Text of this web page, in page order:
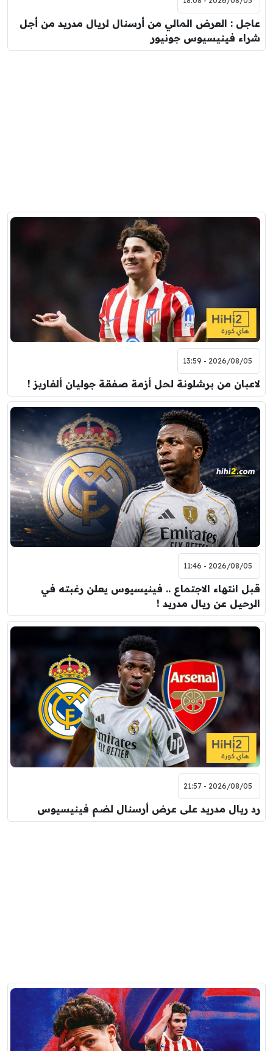
عاجل : العرض المالي من أرسنال لريال مدريد من أجل
شراء فينيسيوس جونيور
2026/08/05 - 13:59
لاعبان من برشلونة لحل أزمة صفقة جوليان ألفاريز !
2026/08/05 - 11:46
قبل انتهاء الاجتماع .. فينيسيوس يعلن رغبته في
الرحيل عن ريال مدريد !
2026/08/05 - 21:57
رد ريال مدريد على عرض أرسنال لضم فينيسيوس